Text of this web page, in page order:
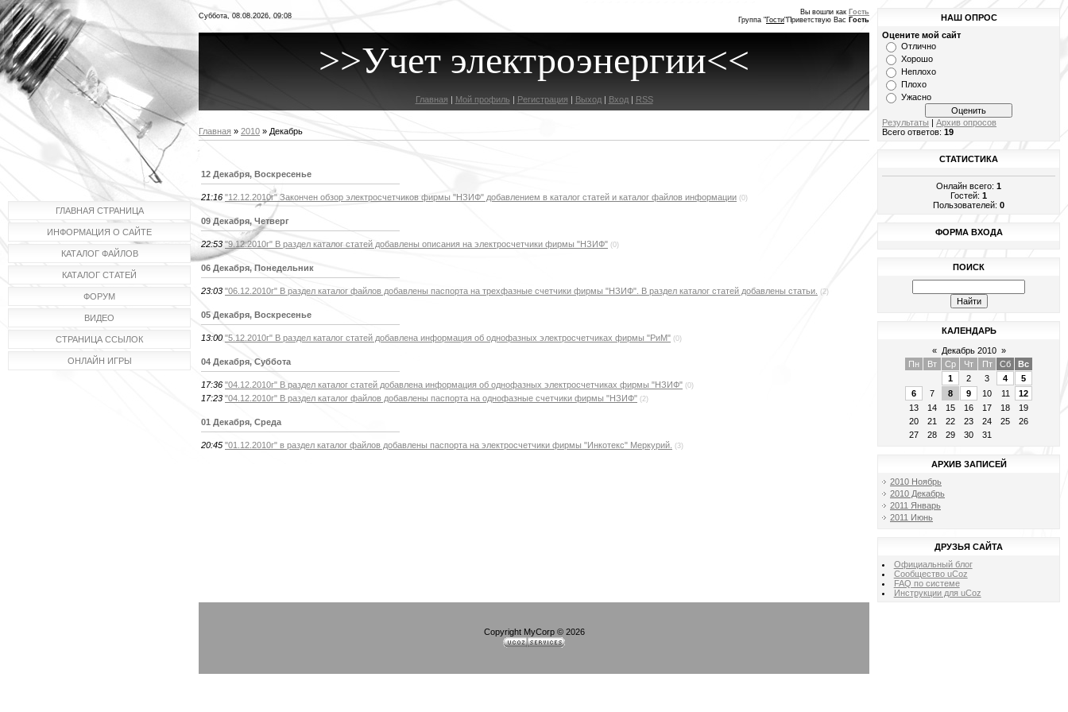
ГЛАВНАЯ СТРАНИЦА
ИНФОРМАЦИЯ О САЙТЕ
КАТАЛОГ ФАЙЛОВ
КАТАЛОГ СТАТЕЙ
ФОРУМ
ВИДЕО
СТРАНИЦА ССЫЛОК
ОНЛАЙН ИГРЫ
Суббота, 08.08.2026, 09:08 Вы вошли как Гость
Группа "Гости"Приветствую Вас Гость
>>Учет электроэнергии<<
Главная | Мой профиль | Регистрация | Выход| Вход | RSS
Главная » 2010 » Декабрь
12 Декабря, Воскресенье
21:16 "12.12.2010г" Закончен обзор электросчетчиков фирмы "НЗИФ" добавлением в каталог статей и каталог файлов информации (0)
09 Декабря, Четверг
22:53 "9.12.2010г" В раздел каталог статей добавлены описания на электросчетчики фирмы "НЗИФ" (0)
06 Декабря, Понедельник
23:03 "06.12.2010г" В раздел каталог файлов добавлены паспорта на трехфазные счетчики фирмы "НЗИФ". В раздел каталог статей добавлены статьи. (2)
05 Декабря, Воскресенье
13:00 "5.12.2010г" В раздел каталог статей добавлена информация об однофазных электросчетчиках фирмы "РиМ" (0)
04 Декабря, Суббота
17:36 "04.12.2010г" В раздел каталог статей добавлена информация об однофазных электросчетчиках фирмы "НЗИФ" (0)
17:23 "04.12.2010г" В раздел каталог файлов добавлены паспорта на однофазные счетчики фирмы "НЗИФ" (2)
01 Декабря, Среда
20:45 "01.12.2010г" в раздел каталог файлов добавлены паспорта на электросчетчики фирмы "Инкотекс" Меркурий. (3)
НАШ ОПРОС
Оцените мой сайт
Отлично
Хорошо
Неплохо
Плохо
Ужасно
Результаты | Архив опросов
Всего ответов: 19
СТАТИСТИКА
Онлайн всего: 1
Гостей: 1
Пользователей: 0
ФОРМА ВХОДА
ПОИСК
КАЛЕНДАРЬ
« Декабрь 2010 »
Пн
Вт Ср Чт Пт Сб
Вс
1
2 3 4
5
6
7 8 9 10 11
12
13
14 15 16 17 18
19
20
21 22 23 24 25
26
27
28 29 30 31
АРХИВ ЗАПИСЕЙ
2010 Ноябрь
2010 Декабрь
2011 Январь
2011 Июнь
ДРУЗЬЯ САЙТА
Официальный блог
Сообщество uCoz
FAQ по системе
Инструкции для uCoz
Copyright MyCorp © 2026